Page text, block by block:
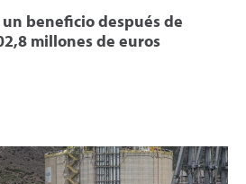
beneficio después de
millones de euros